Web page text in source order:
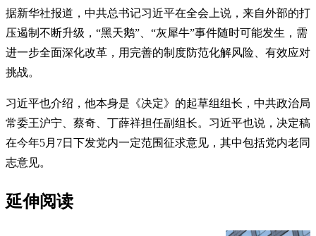
据新华社报道，中共总书记习近平在全会上说，来自外部的打
压遏制不断升级，“黑天鹅”、“灰犀牛”事件随时可能发生，需
进一步全面深化改革，用完善的制度防范化解风险、有效应对
挑战。
习近平也介绍，他本身是《决定》的起草组组长，中共政治局
常委王沪宁、蔡奇、丁薛祥担任副组长。习近平也说，决定稿
在今年5月7日下发党内一定范围征求意见，其中包括党内老同
志意见。
延伸阅读